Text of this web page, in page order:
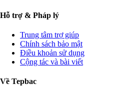
Hỗ trợ & Pháp lý
Trung tâm trợ giúp
Chính sách bảo mật
Điều khoản sử dụng
Cộng tác và bài viết
Về Tepbac